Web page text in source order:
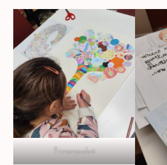
Printemps coloré